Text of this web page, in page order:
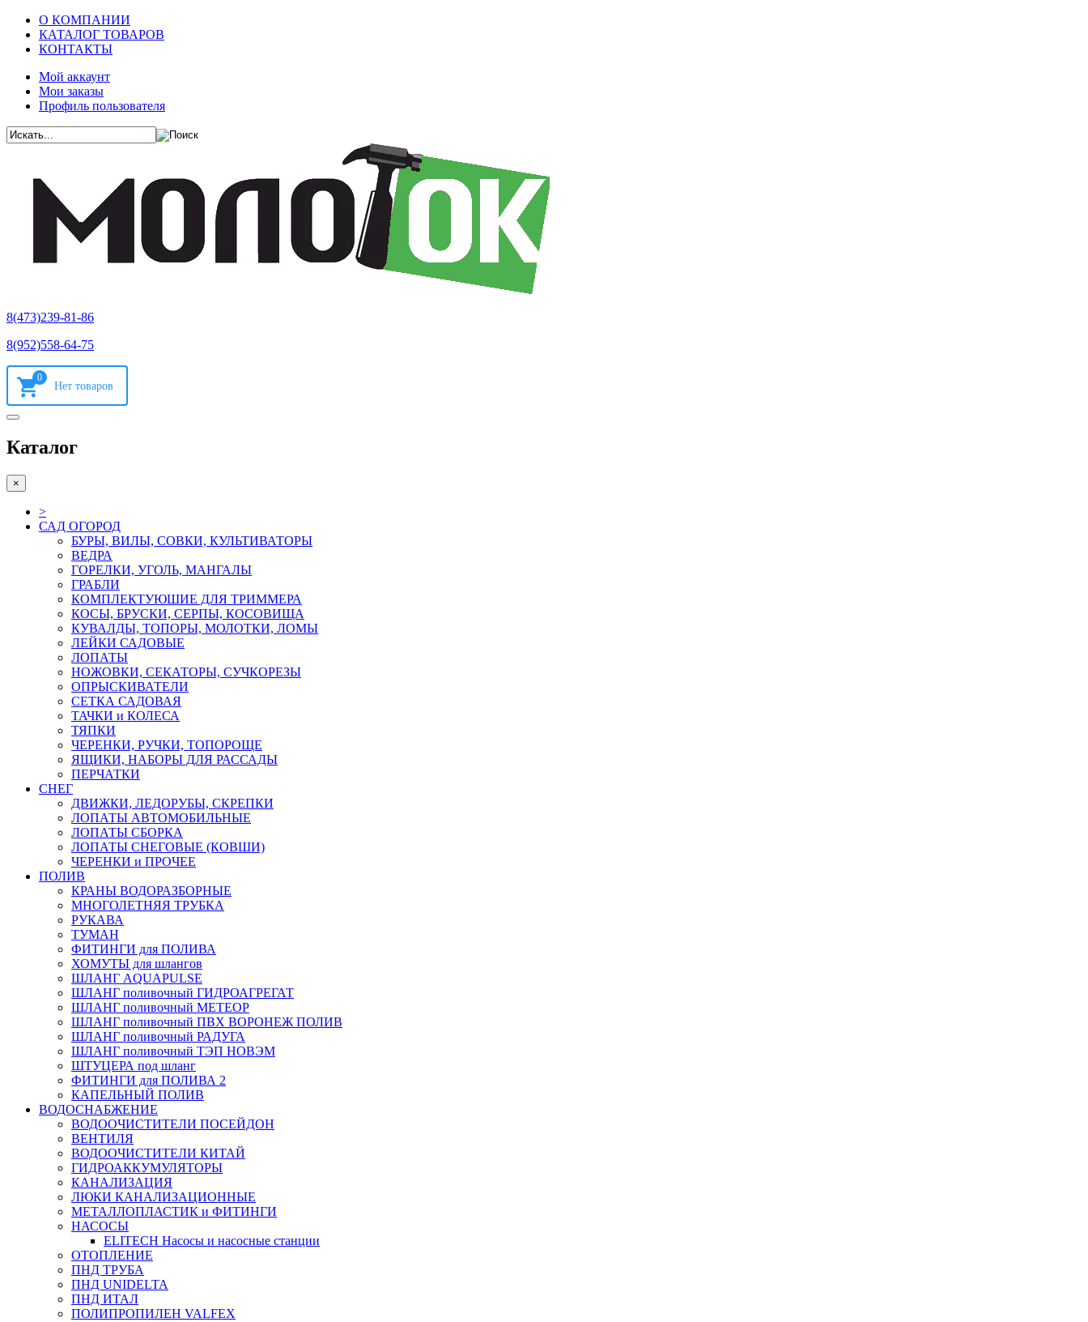
О КОМПАНИИ
КАТАЛОГ ТОВАРОВ
КОНТАКТЫ
Мой аккаунт
Мои заказы
Профиль пользователя
8(473)239-81-86
8(952)558-64-75
0
Каталог
×
>
САД ОГОРОД
БУРЫ, ВИЛЫ, СОВКИ, КУЛЬТИВАТОРЫ
ВЕДРА
ГОРЕЛКИ, УГОЛЬ, МАНГАЛЫ
ГРАБЛИ
КОМПЛЕКТУЮШИЕ ДЛЯ ТРИММЕРА
КОСЫ, БРУСКИ, СЕРПЫ, КОСОВИЩА
КУВАЛДЫ, ТОПОРЫ, МОЛОТКИ, ЛОМЫ
ЛЕЙКИ САДОВЫЕ
ЛОПАТЫ
НОЖОВКИ, СЕКАТОРЫ, СУЧКОРЕЗЫ
ОПРЫСКИВАТЕЛИ
СЕТКА САДОВАЯ
ТАЧКИ и КОЛЕСА
ТЯПКИ
ЧЕРЕНКИ, РУЧКИ, ТОПОРОЩЕ
ЯЩИКИ, НАБОРЫ ДЛЯ РАССАДЫ
ПЕРЧАТКИ
СНЕГ
ДВИЖКИ, ЛЕДОРУБЫ, СКРЕПКИ
ЛОПАТЫ АВТОМОБИЛЬНЫЕ
ЛОПАТЫ СБОРКА
ЛОПАТЫ СНЕГОВЫЕ (КОВШИ)
ЧЕРЕНКИ и ПРОЧЕЕ
ПОЛИВ
КРАНЫ ВОДОРАЗБОРНЫЕ
МНОГОЛЕТНЯЯ ТРУБКА
РУКАВА
ТУМАН
ФИТИНГИ для ПОЛИВА
ХОМУТЫ для шлангов
ШЛАНГ AQUAPULSE
ШЛАНГ поливочный ГИДРОАГРЕГАТ
ШЛАНГ поливочный МЕТЕОР
ШЛАНГ поливочный ПВХ ВОРОНЕЖ ПОЛИВ
ШЛАНГ поливочный РАДУГА
ШЛАНГ поливочный ТЭП НОВЭМ
ШТУЦЕРА под шланг
ФИТИНГИ для ПОЛИВА 2
КАПЕЛЬНЫЙ ПОЛИВ
ВОДОСНАБЖЕНИЕ
ВОДООЧИСТИТЕЛИ ПОСЕЙДОН
ВЕНТИЛЯ
ВОДООЧИСТИТЕЛИ КИТАЙ
ГИДРОАККУМУЛЯТОРЫ
КАНАЛИЗАЦИЯ
ЛЮКИ КАНАЛИЗАЦИОННЫЕ
МЕТАЛЛОПЛАСТИК и ФИТИНГИ
НАСОСЫ
ELITECH Насосы и насосные станции
ОТОПЛЕНИЕ
ПНД ТРУБА
ПНД UNIDELTA
ПНД ИТАЛ
ПОЛИПРОПИЛЕН VALFEX